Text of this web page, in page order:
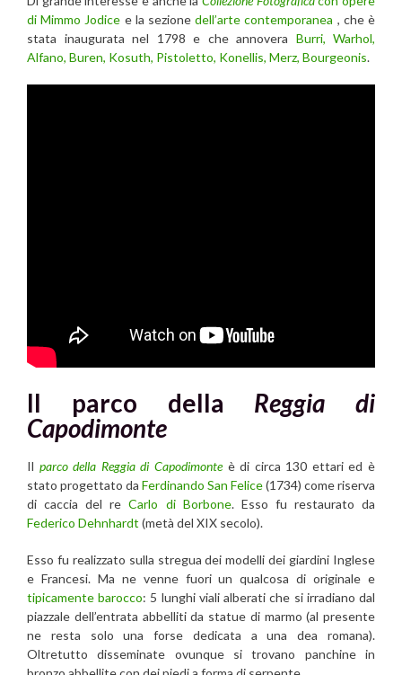
di Mimmo Jodice e la sezionedell’arte contemporanea , che è
stata inaugurata nel 1798 e che annovera Burri, Warhol,
Alfano, Buren, Kosuth, Pistoletto, Konellis, Merz, Bourgeonis.
Il parco della Reggia di
Capodimonte
Il parco della Reggia di Capodimonteè di circa 130 ettari ed è
stato progettato da Ferdinando San Felice(1734) come riserva
di caccia del reCarlo di Borbone. Esso fu restaurato da
Federico Dehnhardt (metà del XIX secolo).
Esso fu realizzato sulla stregua dei modelli dei giardini Inglese
e Francesi. Ma ne venne fuori un qualcosa di originale e
tipicamente barocco: 5 lunghi viali alberati che si irradiano dal
piazzale dell’entrata abbelliti da statue di marmo (al presente
ne resta solo una forse dedicata a una dea romana).
Oltretutto disseminate ovunque si trovano panchine in